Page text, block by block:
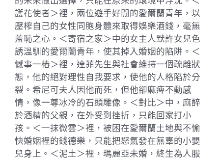
護花使者＞裡，兩位遊手好閒的愛爾蘭青年，以
壓榨自己的女性同胞身體來取得娛樂酒錢，毫無
羞恥之心。＜寄宿之家＞中的女主人默許女兒色
誘溫馴的愛爾蘭青年，使其掉入婚姻的陷阱。＜
憾事一樁＞裡，達菲先生與社會維持一個疏離狀
態，他的絕對理性自我要求，使他的人格陷於分
裂。希尼可夫人因他而死，但他卻麻痺不動感
情，像一尊冰冷的石頭雕像。＜對比＞中，麻醉
於酒精的父親，在外受到挫折，只能回家打小
孩。＜一抹微雲＞裡，被困在愛爾蘭土地與不愉
快婚姻裡的錢德樂，只能把怒氣發在無辜的小嬰
兒身上。＜泥土＞裡，瑪麗亞未婚，終生為人服